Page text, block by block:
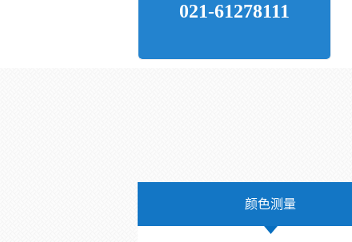
021-61278111
颜色测量